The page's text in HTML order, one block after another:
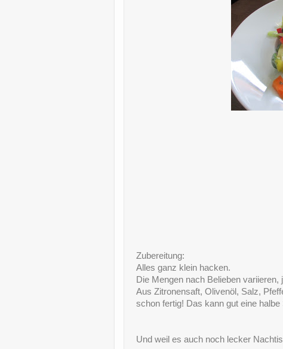
Zubereitung:
Alles ganz klein hacken.
Die Mengen nach Belieben
Aus Zitronensaft, Olivenöl, Salz,
schon fertig! Das kann gut eine
Und weil es auch noch lecker